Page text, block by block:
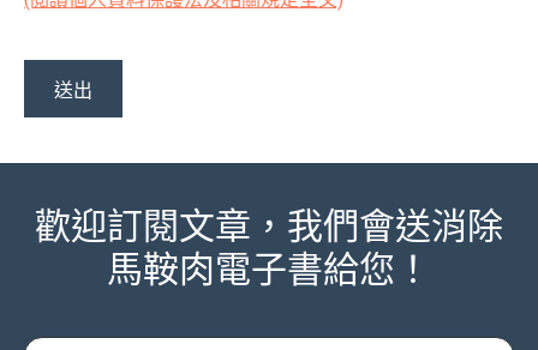
歡迎訂閱文章，我們會送消除
馬鞍肉電子書給您！